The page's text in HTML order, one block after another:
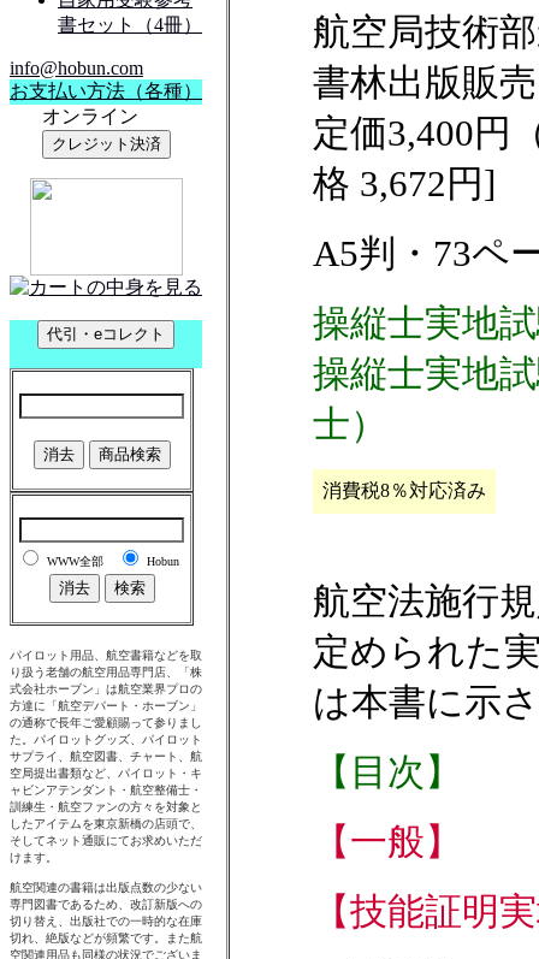
航空局技術
書林出版販売
定価3,400円
格 3,672円]
A5判・73ペ
操縦士実地
操縦士実地
士）
消費税8％対応済み
航空法施行
定められた
は本書に示
【目次】
【一般】
【技能証明